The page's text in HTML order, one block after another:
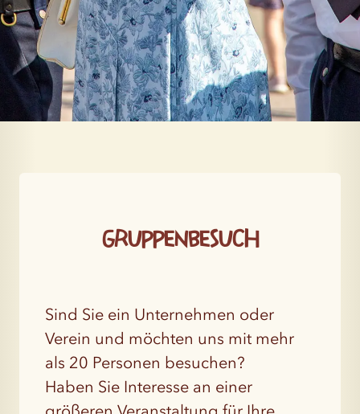
Gruppenbesuch
Sind Sie ein Unternehmen oder
Verein und möchten uns mit mehr
als 20 Personen besuchen?
Haben Sie Interesse an einer